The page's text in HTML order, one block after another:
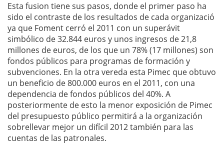
Esta fusion tiene sus pasos, donde el primer paso ha
sido el contraste de los resultados de cada organizació
ya que Foment cerró el 2011 con un superávit
simbólico de 32.844 euros y unos ingresos de 21,8
millones de euros, de los que un 78% (17 millones) son
fondos públicos para programas de formación y
subvenciones. En la otra vereda esta Pimec que obtuvo
un beneficio de 800.000 euros en el 2011, con una
dependencia de fondos públicos del 40%. A
posteriormente de esto la menor exposición de Pimec
del presupuesto público permitirá a la organización
sobrellevar mejor un difícil 2012 también para las
cuentas de las patronales.